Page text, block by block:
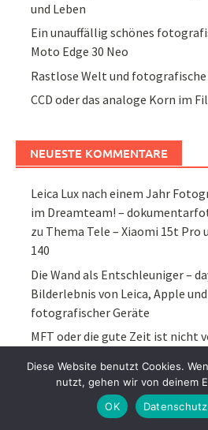
und Leben
Ein unauffällig schönes
Moto Edge 30 Neo
Rastlose Welt und fotografische
CCD oder das analoge Korn im
NEUESTE KOMMENTARE
Leica Lux nach einem Jahr
im Dreamteam! –
zu Thema Tele – Xiaomi 15t Pro
140
Die Wand als Entschleuniger –
Bilderlebnis von Leica, Apple
fotografischer Geräte
MFT oder die gute Zeit ist nicht
Xiaomi 15t Pro und Lumix GX80
retro & smartzuFastshot und
Streetfotografie in neuen Zeiten
Diese Website benutzt Cookies.
nutzt, gehen wir von deinem
OK